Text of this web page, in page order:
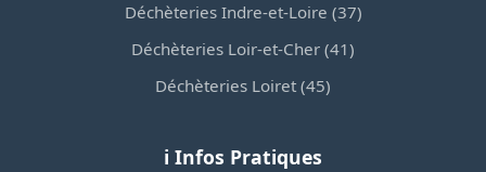
Déchèteries Indre-et-Loire (37)
Déchèteries Loir-et-Cher (41)
Déchèteries Loiret (45)
ℹ️ Infos Pratiques